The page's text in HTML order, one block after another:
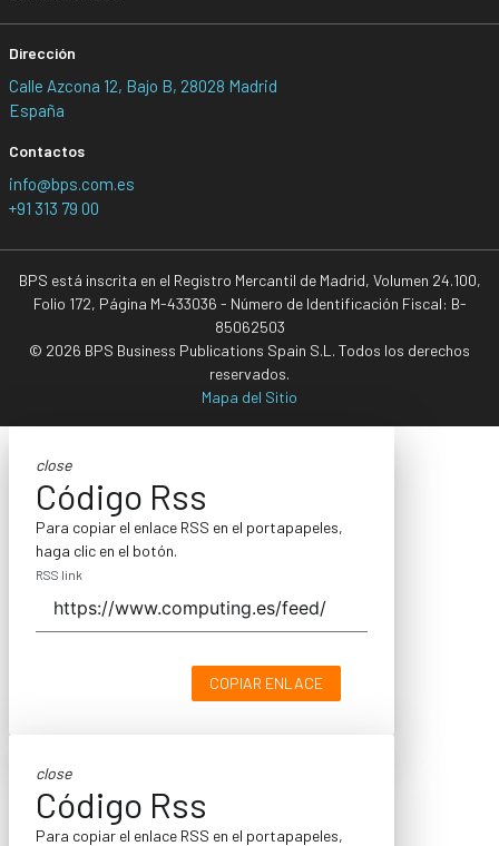
Dirección
Calle Azcona 12, Bajo B, 28028 Madrid
España
Contactos
info@bps.com.es
+91 313 79 00
BPS está inscrita en el Registro Mercantil de Madrid, Volumen 24.100,
Folio 172, Página M-433036 - Número de Identificación Fiscal: B-
85062503
© 2026 BPS Business Publications Spain S.L. Todos los derechos
reservados.
Mapa del Sitio
close
Código Rss
Para copiar el enlace RSS en el portapapeles,
haga clic en el botón.
RSS link
COPIAR ENLACE
close
Código Rss
Para copiar el enlace RSS en el portapapeles,